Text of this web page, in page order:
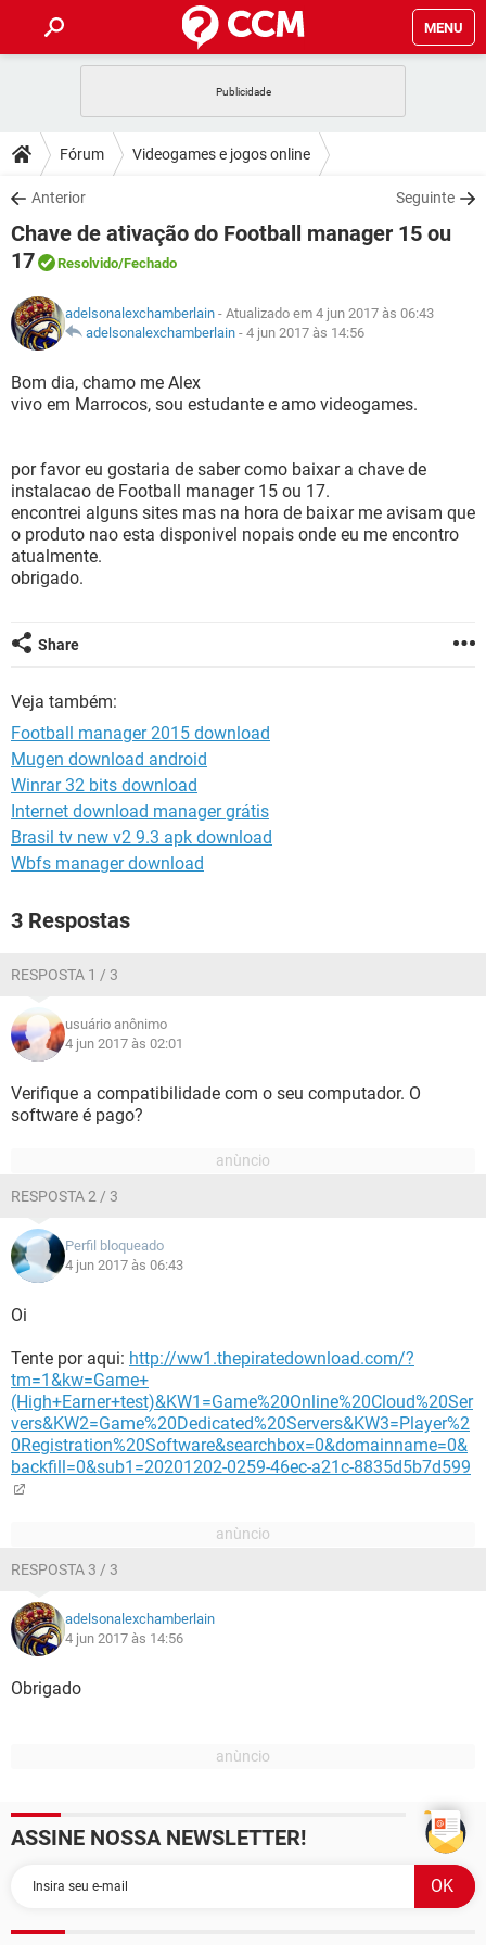
MENU
CELULAR FACEBOOK
OUTLOOK
INSTAGRAM GMAIL
GUIA DE COMPRAS
DICAS
JOGOS WHATSAPP
OUTLOOK
GUIA DE COMPRAS
DOWNLOADS
JOGOS WHATSAPP
CELULAR
OUTLOOK EXCEL
INSTAGRAM
GUIA DE COMPRAS
FÓRUM
CELULAR FACEBOOK
INSTAGRAM GMAIL
GLOSSÁRIO
JOGOS
CELULAR
GUIA DE COMPRAS
Fórum Videogames e jogos online
Anterior Seguinte
Chave de ativação do Football manager 15 ou
17
Resolvido/Fechado
adelsonalexchamberlain - Atualizado em 4 jun 2017 às 06:43
adelsonalexchamberlain - 4 jun 2017 às 14:56
Bom dia, chamo me Alex
vivo em Marrocos, sou estudante e amo videogames.
por favor eu gostaria de saber como baixar a chave de
instalacao de Football manager 15 ou 17.
encontrei alguns sites mas na hora de baixar me avisam que
o produto nao esta disponivel nopais onde eu me encontro
atualmente.
obrigado.
Share
Veja também:
Football manager 2015 download
Mugen download android
Winrar 32 bits download
Internet download manager grátis
Brasil tv new v2 9.3 apk download
Wbfs manager download
3 Respostas
RESPOSTA 1 / 3
usuário anônimo
4 jun 2017 às 02:01
Verifique a compatibilidade com o seu computador. O
software é pago?
RESPOSTA 2 / 3
Perfil bloqueado
4 jun 2017 às 06:43
Oi
Tente por aqui: http://ww1.thepiratedownload.com/?
tm=1&kw=Game+
(High+Earner+test)&KW1=Game%20Online%20Cloud%20Ser
vers&KW2=Game%20Dedicated%20Servers&KW3=Player%2
0Registration%20Software&searchbox=0&domainname=0&
backfill=0&sub1=20201202-0259-46ec-a21c-8835d5b7d599
RESPOSTA 3 / 3
adelsonalexchamberlain
4 jun 2017 às 14:56
Obrigado
ASSINE NOSSA NEWSLETTER!